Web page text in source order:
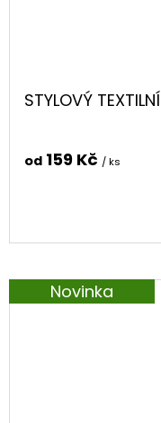
STYLOVÝ
od 159 Kč / ks
Novinka